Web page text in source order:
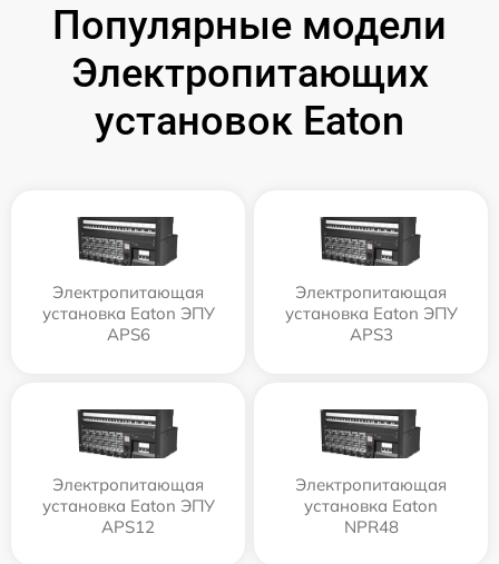
Популярные модели
Электропитающих
установок Eaton
Электропитающая
установка Eaton ЭПУ
APS6
Электропитающая
установка Eaton ЭПУ
APS3
Электропитающая
установка Eaton ЭПУ
APS12
Электропитающая
установка Eaton
NPR48